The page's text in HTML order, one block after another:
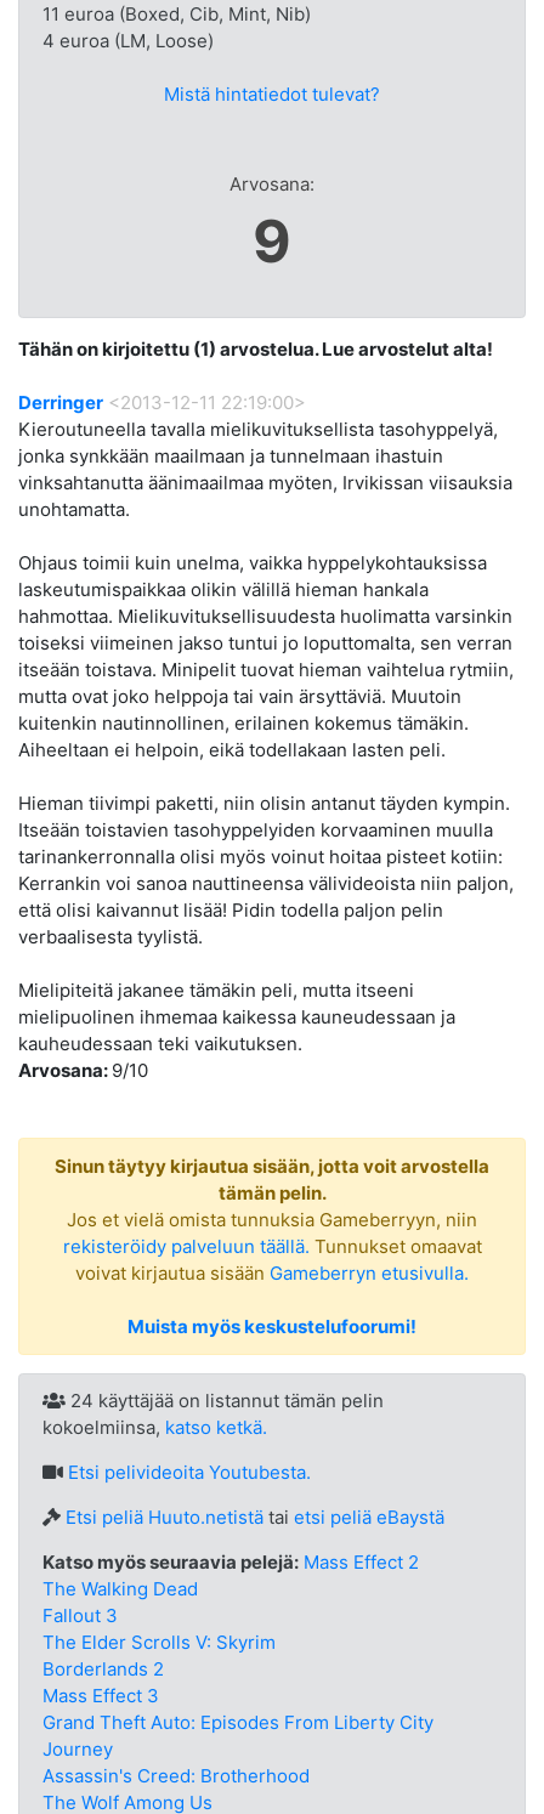
11 euroa (Boxed, Cib, Mint, Nib)
4 euroa (LM, Loose)
Mistä hintatiedot tulevat?
Arvosana:
9
Tähän on kirjoitettu (1) arvostelua. Lue arvostelut alta!
Derringer <2013-12-11 22:19:00>
Kieroutuneella tavalla mielikuvituksellista tasohyppelyä,
jonka synkkään maailmaan ja tunnelmaan ihastuin
vinksahtanutta äänimaailmaa myöten, Irvikissan viisauksia
unohtamatta.
Ohjaus toimii kuin unelma, vaikka hyppelykohtauksissa
laskeutumispaikkaa olikin välillä hieman hankala
hahmottaa. Mielikuvituksellisuudesta huolimatta varsinkin
toiseksi viimeinen jakso tuntui jo loputtomalta, sen verran
itseään toistava. Minipelit tuovat hieman vaihtelua rytmiin,
mutta ovat joko helppoja tai vain ärsyttäviä. Muutoin
kuitenkin nautinnollinen, erilainen kokemus tämäkin.
Aiheeltaan ei helpoin, eikä todellakaan lasten peli.
Hieman tiivimpi paketti, niin olisin antanut täyden kympin.
Itseään toistavien tasohyppelyiden korvaaminen muulla
tarinankerronnalla olisi myös voinut hoitaa pisteet kotiin:
Kerrankin voi sanoa nauttineensa välivideoista niin paljon,
että olisi kaivannut lisää! Pidin todella paljon pelin
verbaalisesta tyylistä.
Mielipiteitä jakanee tämäkin peli, mutta itseeni
mielipuolinen ihmemaa kaikessa kauneudessaan ja
kauheudessaan teki vaikutuksen.
Arvosana: 9/10
Sinun täytyy kirjautua sisään, jotta voit arvostella
tämän pelin.
Jos et vielä omista tunnuksia Gameberryyn, niin
rekisteröidy palveluun täällä. Tunnukset omaavat
voivat kirjautua sisään Gameberryn etusivulla.
Muista myös keskustelufoorumi!
24 käyttäjää on listannut tämän pelin
kokoelmiinsa, katso ketkä.
Etsi pelivideoita Youtubesta.
Etsi peliä Huuto.netistätai etsi peliä eBaystä
Katso myös seuraavia pelejä: Mass Effect 2
The Walking Dead
Fallout 3
The Elder Scrolls V: Skyrim
Borderlands 2
Mass Effect 3
Grand Theft Auto: Episodes From Liberty City
Journey
Assassin's Creed: Brotherhood
The Wolf Among Us